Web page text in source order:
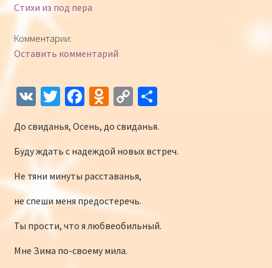
Конкурсы
Интернет-конкурс чтецов «Созвучие 2018»
Наши участники и победители
Наши участники 2017
Страничка победителей 2017
Стихи из под пера
Комментарии:
Оставить комментарий
V T
tt
er
Fa
b
o
o
k
O
n
o
kl
as
sn
iki
C
p
y
Li
n
k
О
п
р
ть
До свиданья, Осень, до свиданья.
Буду ждать с надеждой новых встреч.
Не тяни минуты расставанья,
не спеши меня предостеречь.
Ты прости, что я любвеобильный.
Мне Зима по-своему мила.